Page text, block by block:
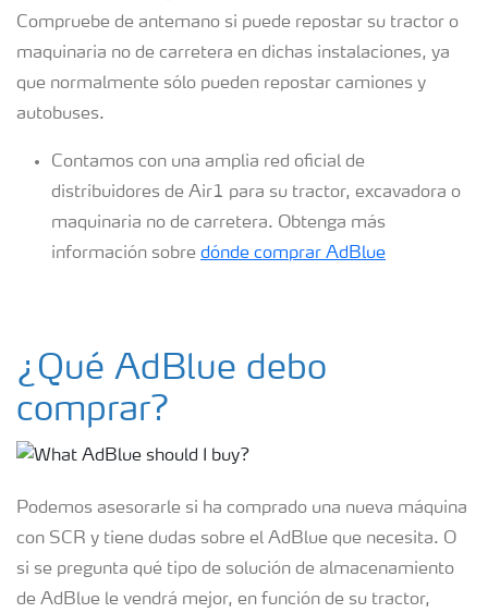
Compruebe de antemano si puede repostar su tractor o
maquinaria no de carretera en dichas instalaciones, ya
que normalmente sólo pueden repostar camiones y
autobuses.
Contamos con una amplia red oficial de
distribuidores de Air1 para su tractor, excavadora o
maquinaria no de carretera. Obtenga más
información sobre dónde comprar AdBlue
¿Qué AdBlue debo
comprar?
Podemos asesorarle si ha comprado una nueva máquina
con SCR y tiene dudas sobre el AdBlue que necesita. O
si se pregunta qué tipo de solución de almacenamiento
de AdBlue le vendrá mejor, en función de su tractor,